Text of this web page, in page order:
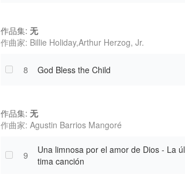
作品集: 无
作曲家: Billie Holiday,Arthur Herzog, Jr.
8 God Bless the Child
作品集: 无
作曲家: Agustin Barrios Mangoré
9
Una limnosa por el amor de Dios - La úl
tima canción